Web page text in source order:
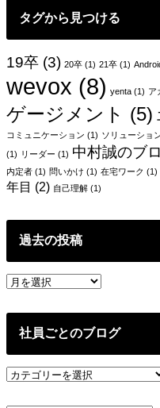
ビ
ゲ
ー
シ
ョ
ン
タグから見つける
19卒 (3) 20卒 (1) 21卒 (1)
wevox (8) yenta (1) ア
ゲージメント (5)
コミュニケーション (1) ソリューショ
(1) リーダー (1) 中村誠のブ
内定者 (1) 問いかけ (1) 在宅ワーク (1)
年目 (2) 自己理解 (1)
過去の投稿
過
の
社員ごとのブログ
社